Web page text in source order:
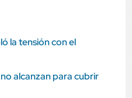
la tensión con el
alcanzan para cubrir